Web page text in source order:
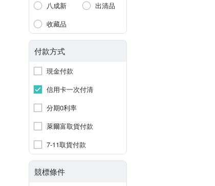
八成新
出清品
收藏品
付款方式
現金付款
信用卡一次付清
分期0利率
萊爾富取貨付款
7-11取貨付款
競標條件